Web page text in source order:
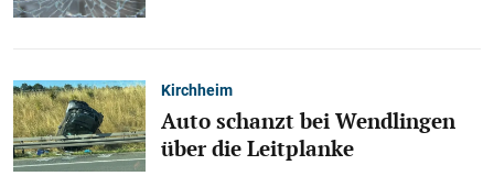
Kirchheim
Auto schanzt bei Wendlingen
über die Leitplanke